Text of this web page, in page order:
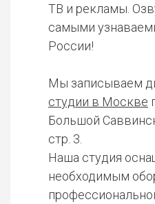
ТВ и рекламы.
самыми
России!
Мы записываем
студии в Москве
Большой
стр. 3.
Наша студия
необходимым